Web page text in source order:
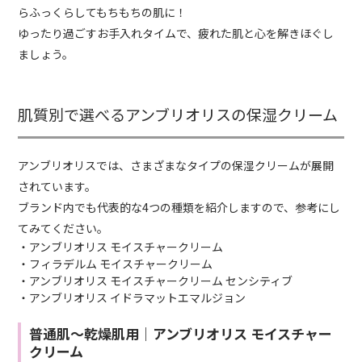
らふっくらしてもちもちの肌に！
ゆったり過ごすお手入れタイムで、疲れた肌と心を解きほぐし
ましょう。
肌質別で選べるアンブリオリスの保湿クリーム
アンブリオリスでは、さまざまなタイプの保湿クリームが展開
されています。
ブランド内でも代表的な4つの種類を紹介しますので、参考にし
てみてください。
・アンブリオリス モイスチャークリーム
・フィラデルム モイスチャークリーム
・アンブリオリス モイスチャークリーム センシティブ
・アンブリオリス イドラマットエマルジョン
普通肌〜乾燥肌用｜アンブリオリス モイスチャー
クリーム